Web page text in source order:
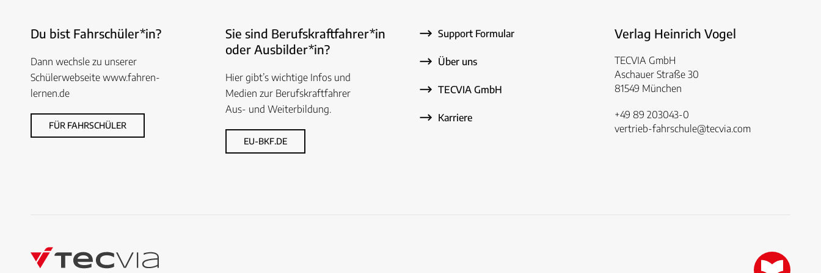
Du bist Fahrschüler*in?
Dann wechsle zu unserer
Schülerwebseite www.fahren-
lernen.de
FÜR FAHRSCHÜLER
Sie sind Berufskraftfahrer*in
oder Ausbilder*in?
Hier gibt’s wichtige Infos und
Medien zur Berufskraftfahrer
Aus- und Weiterbildung.
EU-BKF.DE
Support Formular
Über uns
TECVIA GmbH
Karriere
Verlag Heinrich Vogel
TECVIA GmbH
Aschauer Straße 30
81549 München
+49 89 203043-0
vertrieb-fahrschule@tecvia.com